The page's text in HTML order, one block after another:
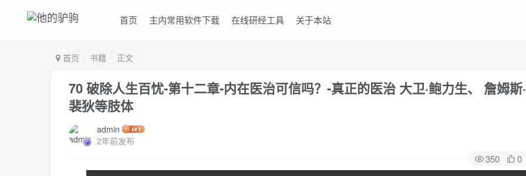
首页 主内常用软件下载 在线研经工具 关于本站
首页 书籍 正文
70 破除人生百忧-第十二章-内在医治可信吗？-真正的医治 大卫·鲍力生、 詹姆斯·
裴狄等肢体
admin
2年前发布
350 0